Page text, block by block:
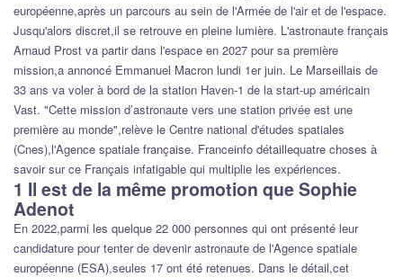
européenne,après un parcours au sein de l'Armée de l'air et de l'espace.
Jusqu'alors discret,il se retrouve en pleine lumière. L'astronaute français
Arnaud Prost va partir dans l'espace en 2027 pour sa première
mission,a annoncé Emmanuel Macron lundi 1er juin. Le Marseillais de
33 ans va voler à bord de la station Haven-1 de la start-up américain
Vast. "Cette mission d’astronaute vers une station privée est une
première au monde",relève le Centre national d'études spatiales
(Cnes),l'Agence spatiale française. Franceinfo détaillequatre choses à
savoir sur ce Français infatigable qui multiplie les expériences.
1 Il est de la même promotion que Sophie
Adenot
En 2022,parmi les quelque 22 000 personnes qui ont présenté leur
candidature pour tenter de devenir astronaute de l'Agence spatiale
européenne (ESA),seules 17 ont été retenues. Dans le détail,cet